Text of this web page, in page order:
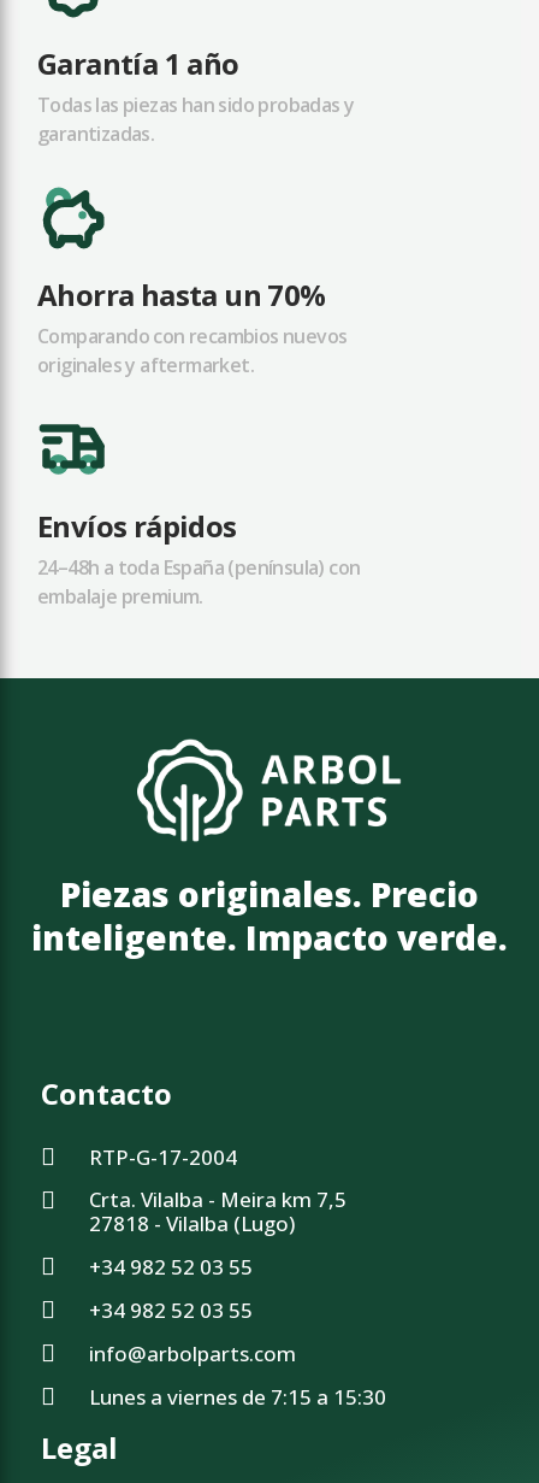
Garantía 1 año
Todas las piezas han sido probadas y
garantizadas.
Ahorra hasta un 70%
Comparando con recambios nuevos
originales y aftermarket.
Envíos rápidos
24–48h a toda España (península) con
embalaje premium.
Piezas originales. Precio
inteligente. Impacto verde.
Contacto
RTP-G-17-2004
Crta. Vilalba - Meira km 7,5
27818 - Vilalba (Lugo)
+34 982 52 03 55
+34 982 52 03 55
info@arbolparts.com
Lunes a viernes de 7:15 a 15:30
Legal